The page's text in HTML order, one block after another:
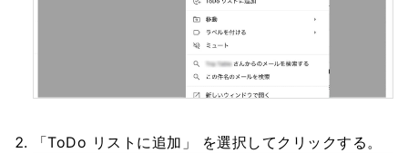
「ToDo リストに追加」 を選択してクリックする。